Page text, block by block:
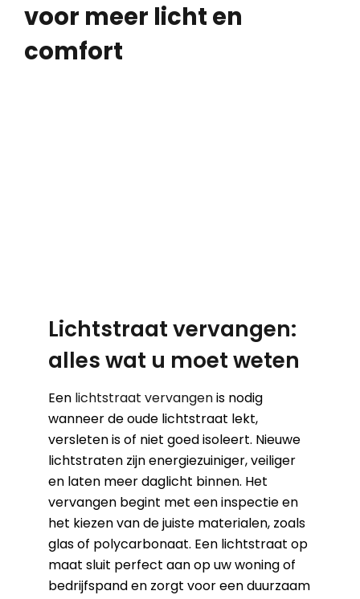
voor meer licht en
comfort
Lichtstraat vervangen:
alles wat u moet weten
Een lichtstraat vervangenis nodig
wanneer de oude lichtstraat lekt,
versleten is of niet goed isoleert. Nieuwe
lichtstraten zijn energiezuiniger, veiliger
en laten meer daglicht binnen. Het
vervangen begint met een inspectie en
het kiezen van de juiste materialen, zoals
glas of polycarbonaat. Een lichtstraat op
maat sluit perfect aan op uw woning of
bedrijfspand en zorgt voor een duurzaam